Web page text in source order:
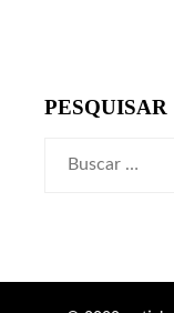
PESQUISAR